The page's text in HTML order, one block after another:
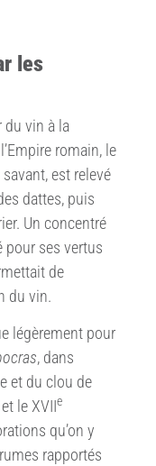
les
du vin à la
romain, le
est relevé
dattes, puis
Un concentré
pour ses vertus
de
du vin.
légèrement pour
, dans
et du clou de
et le XVIIe
qu’on y
rapportés